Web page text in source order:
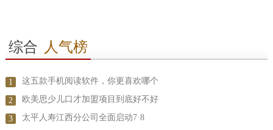
综合 人气榜
1 这五款手机阅读软件，你更喜欢哪个
2 欧美思少儿口才加盟项目到底好不好
3 太平人寿江西分公司全面启动7·8